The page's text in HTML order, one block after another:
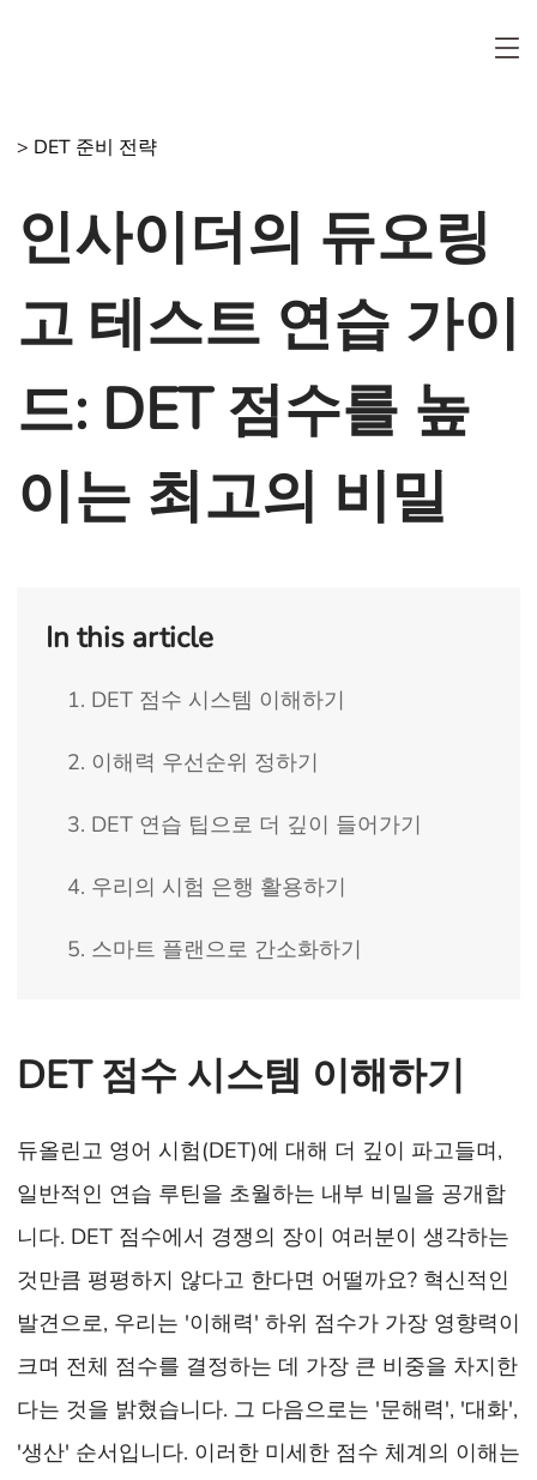
> DET 준비 전략
인사이더의 듀오링
고 테스트 연습 가이
드: DET 점수를 높
이는 최고의 비밀
In this article
1. DET 점수 시스템 이해하기
2. 이해력 우선순위 정하기
3. DET 연습 팁으로 더 깊이 들어가기
4. 우리의 시험 은행 활용하기
5. 스마트 플랜으로 간소화하기
DET 점수 시스템 이해하기
듀올린고 영어 시험(DET)에 대해 더 깊이 파고들며,
일반적인 연습 루틴을 초월하는 내부 비밀을 공개합
니다. DET 점수에서 경쟁의 장이 여러분이 생각하는
것만큼 평평하지 않다고 한다면 어떨까요? 혁신적인
발견으로, 우리는 '이해력' 하위 점수가 가장 영향력이
크며 전체 점수를 결정하는 데 가장 큰 비중을 차지한
다는 것을 밝혔습니다. 그 다음으로는 '문해력', '대화',
'생산' 순서입니다. 이러한 미세한 점수 체계의 이해는